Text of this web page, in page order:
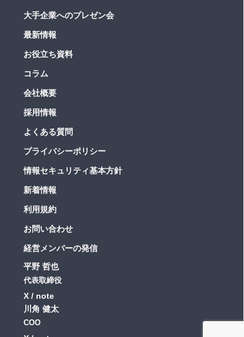
大手企業へのプレゼン会
最新情報
お役立ち資料
コラム
会社概要
採用情報
よくある質問
プライバシーポリシー
情報セキュリティ基本方針
新着情報
利用規約
お問い合わせ
経営メンバーの発信
平野 哲也
代表取締役
X
note
川角 健太
COO